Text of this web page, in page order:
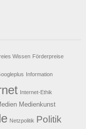
Wissen Förderpreise
Information
Internet-Ethik
Medienkunst
Netzpolitik Politik